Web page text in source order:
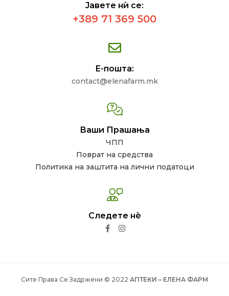
Јавете нѝ се:
+389 71 369 500
Е-пошта:
contact@elenafarm.mk
Ваши Прашања
ЧПП
Поврат на средства
Политика на заштита на лични податоци
Следете нѐ
Сите Права Се Задржени © 2022 АПТЕКИ – ЕЛЕНА ФАРМ